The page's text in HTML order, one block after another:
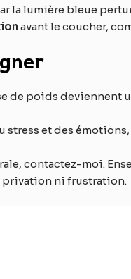
la lumière bleue
avant le coucher,
de poids
stress et des
contactez-moi.
privation ni frustration.